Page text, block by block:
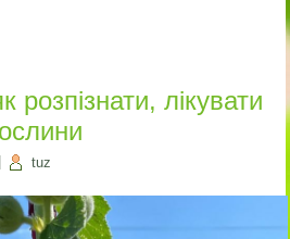
розпізнати, лікувати
tuz